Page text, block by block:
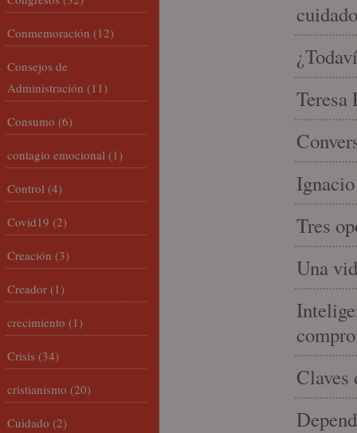
cuidado
Teresa
Tres
Una
Claves
Conmemoración (12)
Consejos de
Administración (11)
Consumo (6)
contagio emocional (1)
Control (4)
Covid19 (2)
Creación (3)
Creador (1)
crecimiento (1)
Crisis (34)
cristianismo (20)
Cuidado (2)